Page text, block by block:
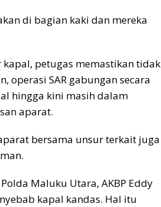
di bagian kaki dan mereka
petugas memastikan tidak
operasi SAR gabungan secara
hingga kini masih dalam
aparat.
bersama unsur terkait juga
Maluku Utara, AKBP Eddy
kapal kandas. Hal itu